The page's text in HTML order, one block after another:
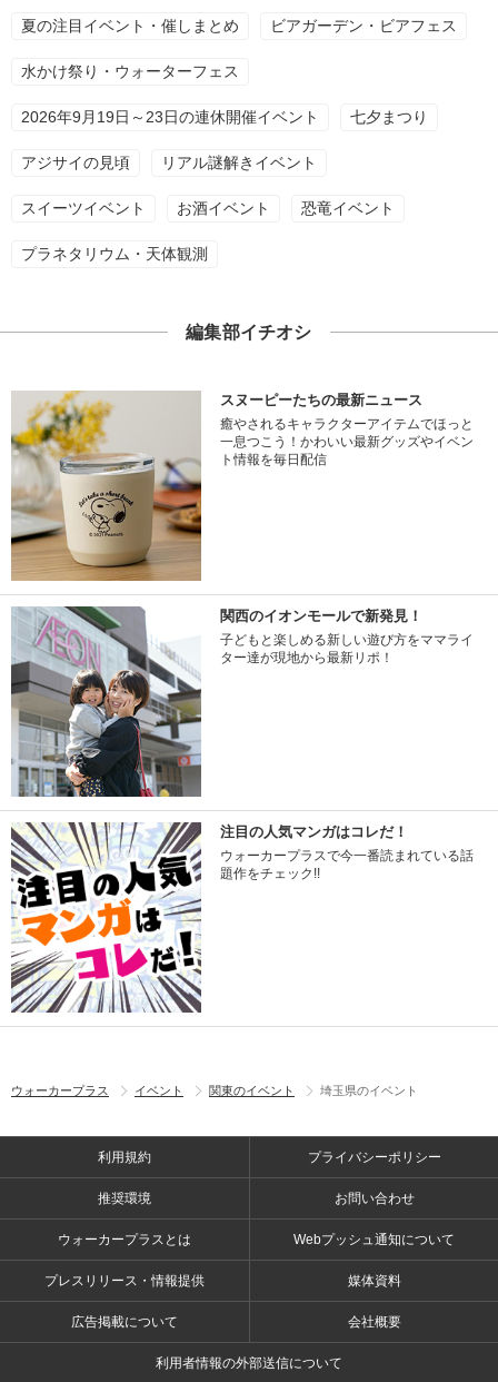
夏の注目イベント・催しまとめ ビアガーデン・ビアフェス
水かけ祭り・ウォーターフェス
2026年9月19日～23日の連休開催イベント 七夕まつり
アジサイの見頃 リアル謎解きイベント
スイーツイベント お酒イベント 恐竜イベント
プラネタリウム・天体観測
編集部イチオシ
スヌーピーたちの最新ニュース
癒やされるキャラクターアイテムでほっと
一息つこう！かわいい最新グッズやイベン
ト情報を毎日配信
関西のイオンモールで新発見！
子どもと楽しめる新しい遊び方をママライ
ター達が現地から最新リポ！
注目の人気マンガはコレだ！
ウォーカープラスで今一番読まれている話
題作をチェック!!
ウォーカープラス イベント 関東のイベント 埼玉県のイベント
利用規約 プライバシーポリシー
推奨環境 お問い合わせ
ウォーカープラスとは Webプッシュ通知について
プレスリリース・情報提供 媒体資料
広告掲載について 会社概要
利用者情報の外部送信について